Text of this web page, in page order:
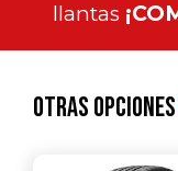
llantas
Otras opciones